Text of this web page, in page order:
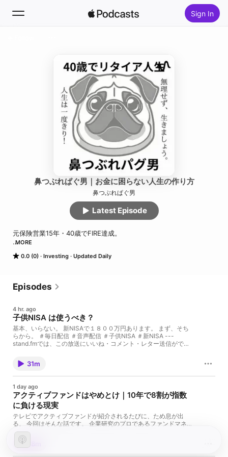
Sign In
Top Charts
鼻つぶれぱぐ男｜お金に困らない人生の作り方
鼻つぶれぱぐ男
0.0 (0) Investing Updated Daily
元保険営業15年・40歳でFIRE達成。
中🐾
聞くだけで、お金の不安がひとつずつなくなっていきます。
くお届けします。
▼テーマ
年の本音
▼発信スタンス
案件・PR・有料コンテンツは一切ありません。
※すぐにお金持ちになりたい方には参考にならない配信です。
もうすぐ毎日配信3年、累計50万回以上聴いていただきました。
MORE
Latest Episode
Episodes
4 hr. ago
子供NISA は使うべき？
基本、いらない。 新NISAで１８００万円あります。 まず、そち
らから。 ＃毎日配信 ＃音声配信 ＃子供NISA ＃新NISA ---
stand.fmでは、この放送にいいね・コメント・レター送信ができ
31m
1 day ago
アクティブファンドはやめとけ｜10年で8割が指数
に負ける現実
テレビでアクティブファンドが紹介されるたびに、ため息が出
る。 今回はそんな話です。 企業研究のプロであるファンドマネー
ジャーが本気で運用しても、S&PのSPIVAデータでは日米ともア
クティブファンドの約8〜9割が10年・15年でインデックスに負け
ています。 余分な手数料を払っているのに、です。 しかも信託報
酬の差は複利で資産を削り続け、気づくのは20年後30年後。 そ